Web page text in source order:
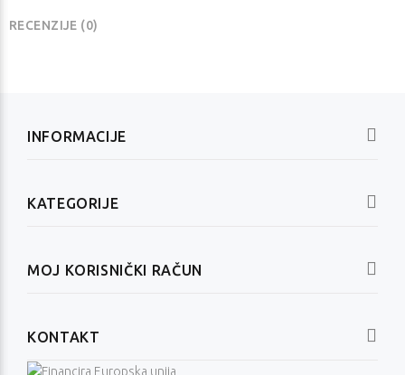
RECENZIJE (0)
INFORMACIJE
KATEGORIJE
MOJ KORISNIČKI RAČUN
KONTAKT